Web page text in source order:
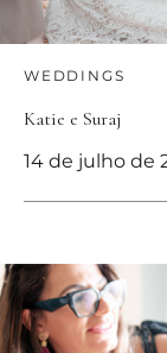
WEDDINGS
Katie e Suraj
14 de julho de